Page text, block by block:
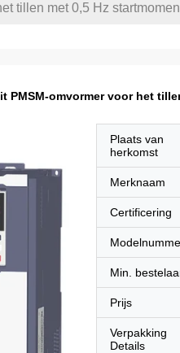
tillen met 0,5 Hz
PMSM-omvormer voor het
Plaats van
herkomst
Merknaam
Certificering
Min.
Prijs
Verpakking
Details